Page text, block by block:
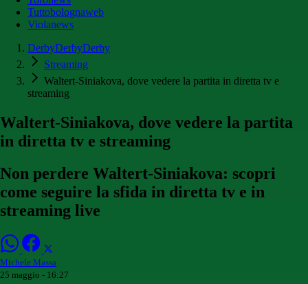
Tuttobolognaweb
Violanews
DerbyDerbyDerby
Streaming
Waltert-Siniakova, dove vedere la partita in diretta tv e
streaming
Waltert-Siniakova, dove vedere la partita
in diretta tv e streaming
Non perdere Waltert-Siniakova: scopri
come seguire la sfida in diretta tv e in
streaming live
Michele Massa
25 maggio - 16:27